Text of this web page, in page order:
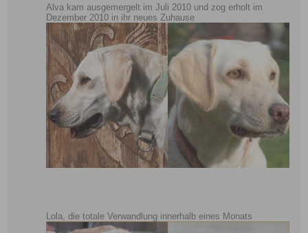
Alva kam ausgemergelt im Juli 2010 und zog erholt im
Dezember 2010 in ihr neues Zuhause
Lola, die totale Verwandlung innerhalb eines Monats